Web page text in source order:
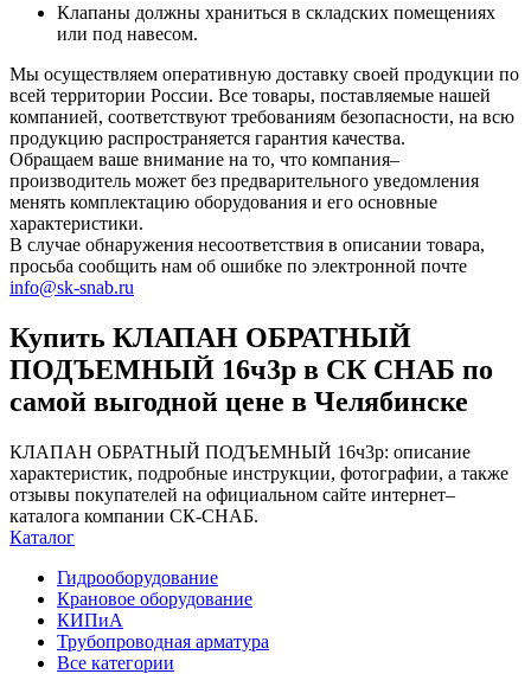
Клапаны должны храниться в складских помещениях
или под навесом.
Мы осуществляем оперативную доставку своей продукции по
всей территории России. Все товары, поставляемые нашей
компанией, соответствуют требованиям безопасности, на всю
продукцию распространяется гарантия качества.
Обращаем ваше внимание на то, что компания–
производитель может без предварительного уведомления
менять комплектацию оборудования и его основные
характеристики.
В случае обнаружения несоответствия в описании товара,
просьба сообщить нам об ошибке по электронной почте
info@sk-snab.ru
Купить КЛАПАН ОБРАТНЫЙ
ПОДЪЕМНЫЙ 16ч3р в СК СНАБ по
самой выгодной цене в Челябинске
КЛАПАН ОБРАТНЫЙ ПОДЪЕМНЫЙ 16ч3р: описание
характеристик, подробные инструкции, фотографии, а также
отзывы покупателей на официальном сайте интернет–
каталога компании СК-СНАБ.
Каталог
Гидрооборудование
Крановое оборудование
КИПиА
Трубопроводная арматура
Все категории